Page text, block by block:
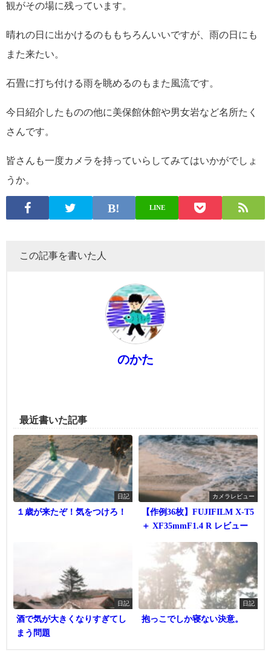
観がその場に残っています。
晴れの日に出かけるのももちろんいいですが、雨の日にも
また来たい。
石畳に打ち付ける雨を眺めるのもまた風流です。
今日紹介したものの他に美保館休館や男女岩など名所たく
さんです。
皆さんも一度カメラを持っていらしてみてはいかがでしょ
うか。
LINE
この記事を書いた人
のかた
最近書いた記事
日記
１歳が来たぞ！気をつけろ！
カメラレビュー
【作例36枚】FUJIFILM X-T5
＋ XF35mmF1.4 R レビュー
日記
酒で気が大きくなりすぎてし
まう問題
日記
抱っこでしか寝ない決意。